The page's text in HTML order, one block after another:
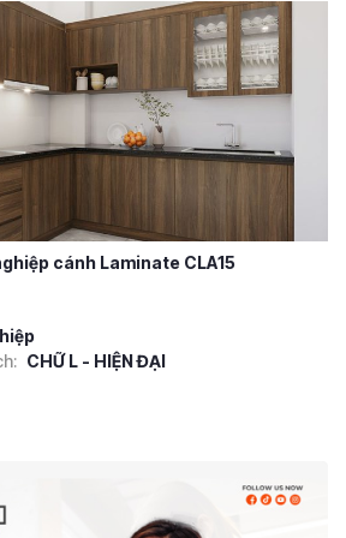
cánh Laminate CLA15
CHỮ L - HIỆN ĐẠI